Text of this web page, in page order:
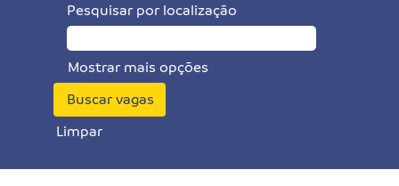
Pesquisar por localização
Mostrar mais opções
Limpar